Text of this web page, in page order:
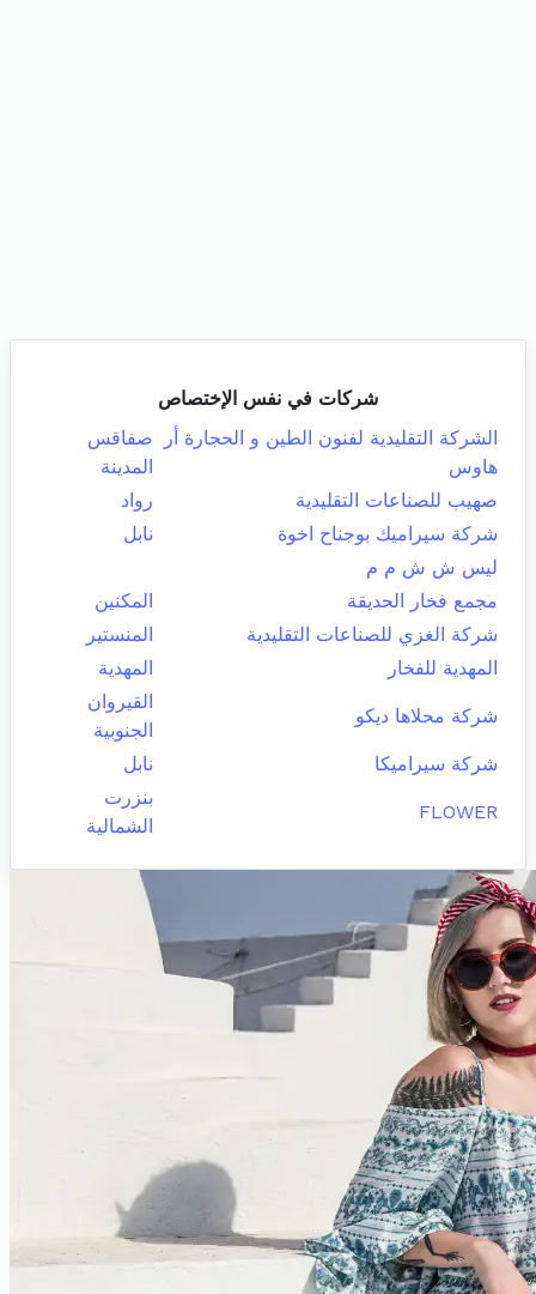
شركات في نفس الإختصاص
الشركة التقليدية لفنون الطين و الحجارة أر
هاوس
صفاقس
المدينة
صهيب للصناعات التقليدية
رواد
شركة سيراميك بوجناح اخوة
نابل
ليس ش ش م م
مجمع فخار الحديقة
المكنين
شركة الغزي للصناعات التقليدية
المنستير
المهدية للفخار
المهدية
شركة محلاها ديكو
القيروان
الجنوبية
شركة سيراميكا
نابل
FLOWER
بنزرت
الشمالية